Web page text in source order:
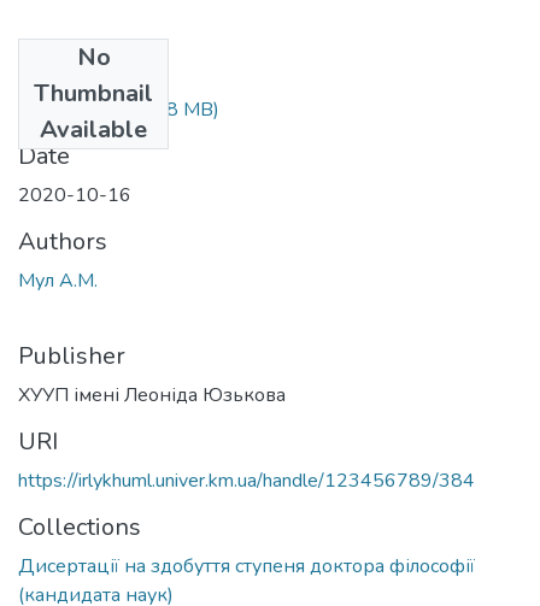
No
Thumbnail
Available
Diss_Мул.pdf(3.48 MB)
Date
2020-10-16
Authors
Мул А.М.
Publisher
ХУУП імені Леоніда Юзькова
URI
https://irlykhuml.univer.km.ua/handle/123456789/384
Collections
Дисертації на здобуття ступеня доктора філософії
(кандидата наук)